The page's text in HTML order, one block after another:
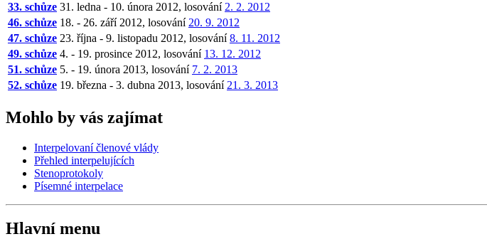
33. schůze 31. ledna - 10. února 2012, losování 2. 2. 2012
46. schůze 18. - 26. září 2012, losování 20. 9. 2012
47. schůze 23. října - 9. listopadu 2012, losování8. 11. 2012
49. schůze 4. - 19. prosince 2012, losování 13. 12. 2012
51. schůze 5. - 19. února 2013, losování 7. 2. 2013
52. schůze 19. března - 3. dubna 2013, losování 21. 3. 2013
Mohlo by vás zajímat
Interpelovaní členové vlády
Přehled interpelujících
Stenoprotokoly
Písemné interpelace
Hlavní menu